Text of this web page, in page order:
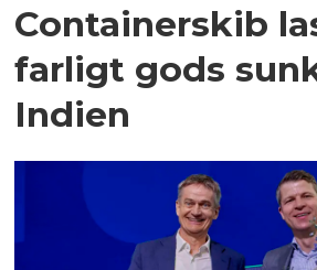
Containerskib
farligt gods
Indien